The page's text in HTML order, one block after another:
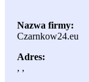
Nazwa firmy:
Czarnkow24.eu
Adres:
, ,